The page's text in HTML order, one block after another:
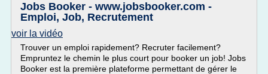
Jobs Booker - www.jobsbooker.com -
Emploi, Job, Recrutement
voir la vidéo
Trouver un emploi rapidement? Recruter facilement?
Empruntez le chemin le plus court pour booker un job! Jobs
Booker est la première plateforme permettant de gérer le